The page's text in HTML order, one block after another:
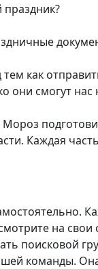
как
они смогут нас
Каждая
на
поисковой
команды. Она